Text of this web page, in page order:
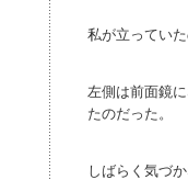
私が立っていた
左側は前面鏡
たのだった。
しばらく気づか